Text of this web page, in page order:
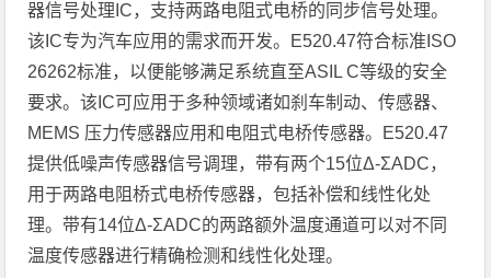
器信号处理IC，支持两路电阻式电桥的同步信号处理。
该IC专为汽车应用的需求而开发。E520.47符合标准ISO
26262标准，以便能够满足系统直至ASIL C等级的安全
要求。该IC可应用于多种领域诸如刹车制动、传感器、
MEMS 压力传感器应用和电阻式电桥传感器。E520.47
提供低噪声传感器信号调理，带有两个15位Δ-ΣADC，
用于两路电阻桥式电桥传感器，包括补偿和线性化处
理。带有14位Δ-ΣADC的两路额外温度通道可以对不同
温度传感器进行精确检测和线性化处理。